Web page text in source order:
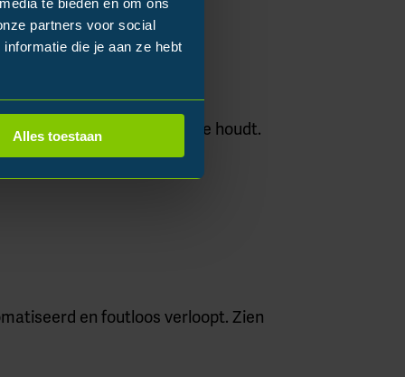
te bieden en om ons
partners voor social
die je aan ze hebt
Alles toestaan
zelf, terwijl jij de controle houdt.
Jouw voordelen:
en foutloos verloopt. Zien